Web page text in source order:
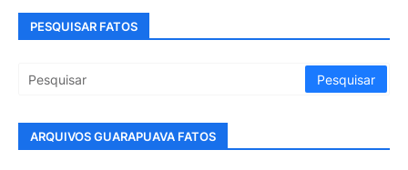
PESQUISAR FATOS
ARQUIVOS GUARAPUAVA FATOS